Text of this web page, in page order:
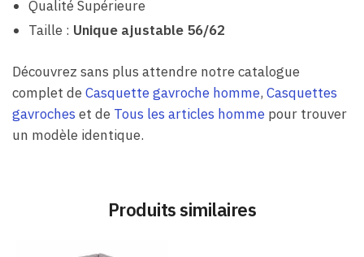
Qualité Supérieure
Taille : Unique ajustable 56/62
Découvrez sans plus attendre notre catalogue
complet deCasquette gavroche homme, Casquettes
gavroches et de Tous les articles homme pour trouver
un modèle identique.
Produits similaires